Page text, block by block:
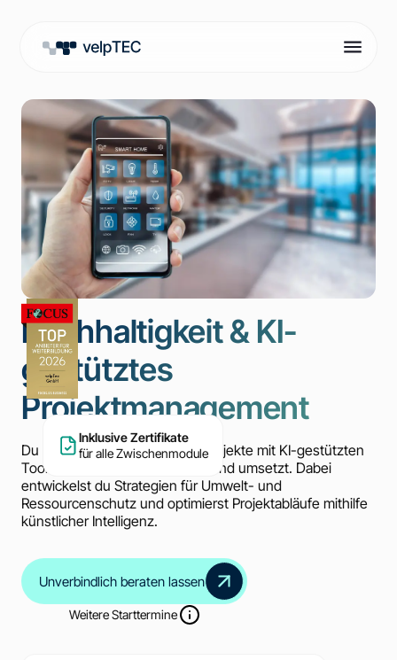
Inklusive Zertifikate
für alle Zwischenmodule
Nachhaltigkeit & KI-
gestütztes
Projektmanagement
Du lernst, wie du nachhaltige Projekte mit KI-gestützten
Tools effizient planst, steuerst und umsetzt. Dabei
entwickelst du Strategien für Umwelt- und
Ressourcenschutz und optimierst Projektabläufe mithilfe
künstlicher Intelligenz.
Unverbindlich beraten lassen
Weitere Starttermine